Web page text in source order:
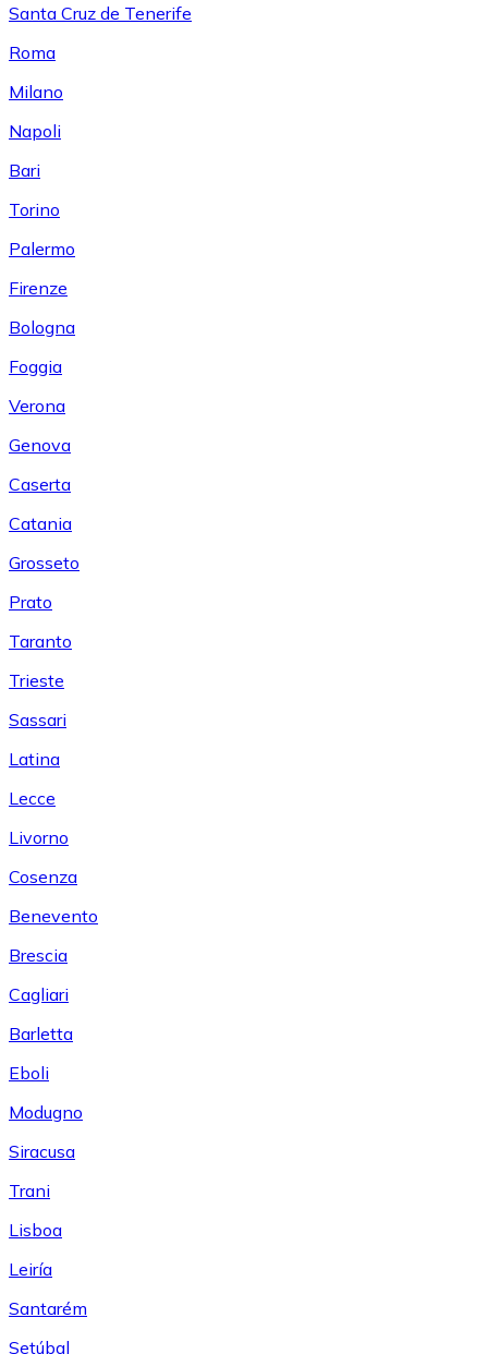
Santa Cruz de Tenerife
Roma
Milano
Napoli
Bari
Torino
Palermo
Firenze
Bologna
Foggia
Verona
Genova
Caserta
Catania
Grosseto
Prato
Taranto
Trieste
Sassari
Latina
Lecce
Livorno
Cosenza
Benevento
Brescia
Cagliari
Barletta
Eboli
Modugno
Siracusa
Trani
Lisboa
Leiría
Santarém
Setúbal